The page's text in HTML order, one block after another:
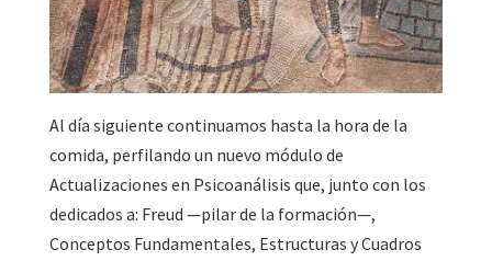
Al día siguiente continuamos hasta la hora de la
comida, perfilando un nuevo módulo de
Actualizaciones en Psicoanálisis que, junto con los
dedicados a: Freud —pilar de la formación—,
Conceptos Fundamentales, Estructuras y Cuadros